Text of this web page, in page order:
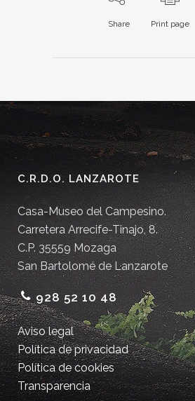
Share Print page
C.R.D.O. LANZAROTE
Casa-Museo del Campesino.
Carretera Arrecife-Tinajo, 8.
C.P. 35559 Mozaga
San Bartolomé de Lanzarote
928 52 10 48
Aviso legal
Política de privacidad
Política de cookies
Transparencia